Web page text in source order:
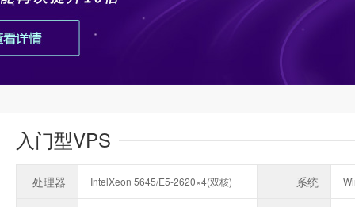
入门型VPS
处理器 IntelXeon 5645/E5-2620×4(双核) 系统